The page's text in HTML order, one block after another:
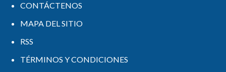
CONTÁCTENOS
MAPA DEL SITIO
RSS
TÉRMINOS Y CONDICIONES